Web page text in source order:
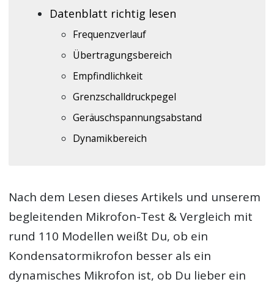
Datenblatt richtig lesen
Frequenzverlauf
Übertragungsbereich
Empfindlichkeit
Grenzschalldruckpegel
Geräuschspannungsabstand
Dynamikbereich
Nach dem Lesen dieses Artikels und unserem
begleitenden Mikrofon-Test & Vergleich mit
rund 110 Modellen weißt Du, ob ein
Kondensatormikrofon besser als ein
dynamisches Mikrofon ist, ob Du lieber ein